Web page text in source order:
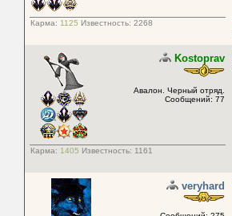
Карма: 1125 Известность: 2268
Kostoprav
Авалон. Черный отряд.
Сообщений: 77
Карма: 1405 Известность: 1161
veryhard